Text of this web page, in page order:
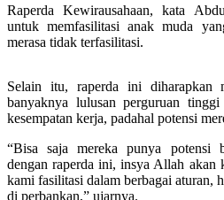
Raperda Kewirausahaan, kata
untuk memfasilitasi anak muda
merasa tidak terfasilitasi.
Selain itu, raperda ini diharapkan
banyaknya lulusan perguruan
kesempatan kerja, padahal potensi
“Bisa saja mereka punya potensi
dengan raperda ini, insya Allah akan
kami fasilitasi dalam berbagai aturan,
di perbankan,” ujarnya.